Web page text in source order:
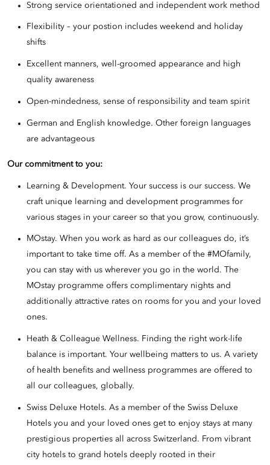
Strong service orientationed and independent work method
Flexibility – your postion includes weekend and holiday
shifts
Excellent manners, well-groomed appearance and high
quality awareness
Open-mindedness, sense of responsibility and team spirit
German and English knowledge. Other foreign languages
are advantageous
Our commitment to you:
Learning & Development. Your success is our success. We
craft unique learning and development programmes for
various stages in your career so that you grow, continuously.
MOstay. When you work as hard as our colleagues do, it’s
important to take time off. As a member of the #MOfamily,
you can stay with us wherever you go in the world. The
MOstay programme offers complimentary nights and
additionally attractive rates on rooms for you and your loved
ones.
Heath & Colleague Wellness. Finding the right work-life
balance is important. Your wellbeing matters to us. A variety
of health benefits and wellness programmes are offered to
all our colleagues, globally.
Swiss Deluxe Hotels. As a member of the Swiss Deluxe
Hotels you and your loved ones get to enjoy stays at many
prestigious properties all across Switzerland. From vibrant
city hotels to grand hotels deeply rooted in their